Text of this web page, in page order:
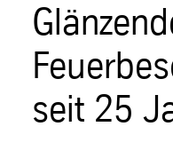
seit 25